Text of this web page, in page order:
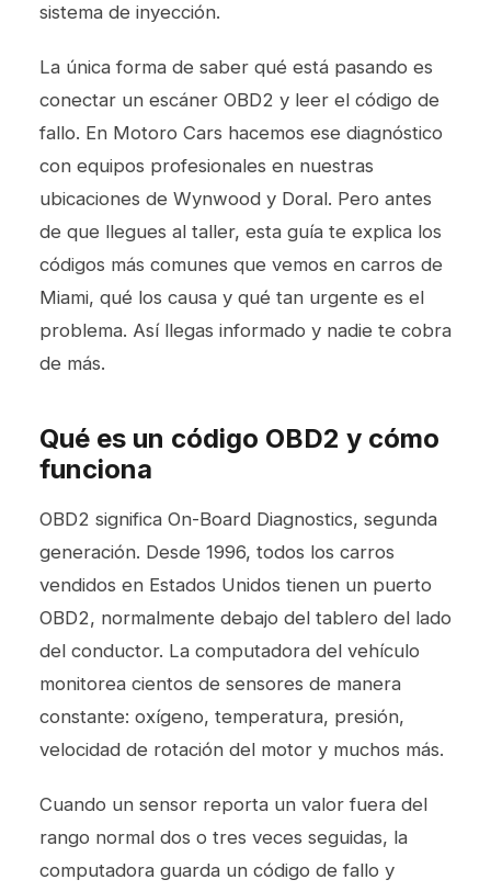
sistema de inyección.
La única forma de saber qué está pasando es
conectar un escáner OBD2 y leer el código de
fallo. En Motoro Cars hacemos ese diagnóstico
con equipos profesionales en nuestras
ubicaciones de Wynwood y Doral. Pero antes
de que llegues al taller, esta guía te explica los
códigos más comunes que vemos en carros de
Miami, qué los causa y qué tan urgente es el
problema. Así llegas informado y nadie te cobra
de más.
Qué es un código OBD2 y cómo
funciona
OBD2 significa On-Board Diagnostics, segunda
generación. Desde 1996, todos los carros
vendidos en Estados Unidos tienen un puerto
OBD2, normalmente debajo del tablero del lado
del conductor. La computadora del vehículo
monitorea cientos de sensores de manera
constante: oxígeno, temperatura, presión,
velocidad de rotación del motor y muchos más.
Cuando un sensor reporta un valor fuera del
rango normal dos o tres veces seguidas, la
computadora guarda un código de fallo y